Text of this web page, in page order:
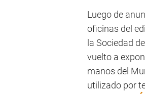
Luego de
oficinas del
la Sociedad
vuelto a
manos del
utilizado por